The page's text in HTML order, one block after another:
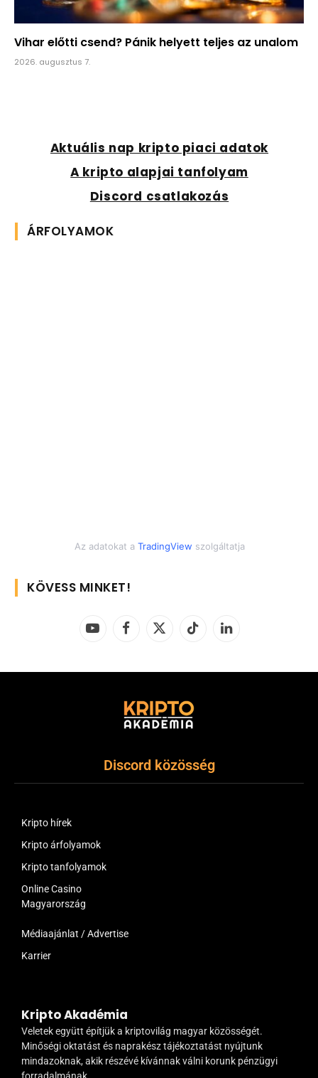
Vihar előtti csend? Pánik helyett teljes az unalom
2026. augusztus 7.
Aktuális nap kripto piaci adatok
A kripto alapjai tanfolyam
Discord csatlakozás
ÁRFOLYAMOK
Az adatokat a TradingView szolgáltatja
KÖVESS MINKET!
YouTubeFacebook
X
TikTok LinkedIn
Discord közösség
Kripto hírek
Kripto árfolyamok
Kripto tanfolyamok
Online Casino
Magyarország
Médiaajánlat / Advertise
Karrier
Kripto Akadémia
Veletek együtt építjük a kriptovilág magyar közösségét.
Minőségi oktatást és naprakész tájékoztatást nyújtunk
mindazoknak, akik részévé kívánnak válni korunk pénzügyi